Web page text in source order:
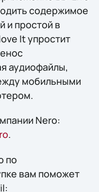
содержимое
и простой в
It упростит
аудиофайлы,
мобильными
Nero:
.
по
вам поможет